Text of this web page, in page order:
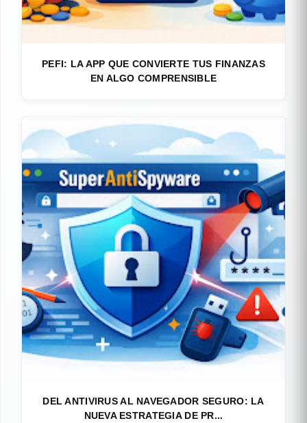
PEFI: LA APP QUE CONVIERTE TUS FINANZAS
EN ALGO COMPRENSIBLE
DEL ANTIVIRUS AL NAVEGADOR SEGURO: LA
NUEVA ESTRATEGIA DE PR...